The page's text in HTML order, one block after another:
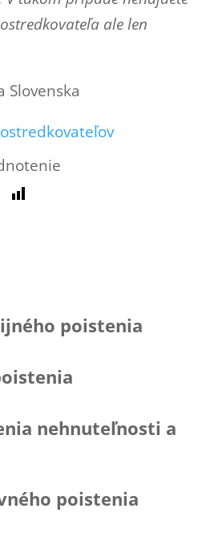
ale len
Slovenska
poistenia
nehnuteľnosti a
poistenia